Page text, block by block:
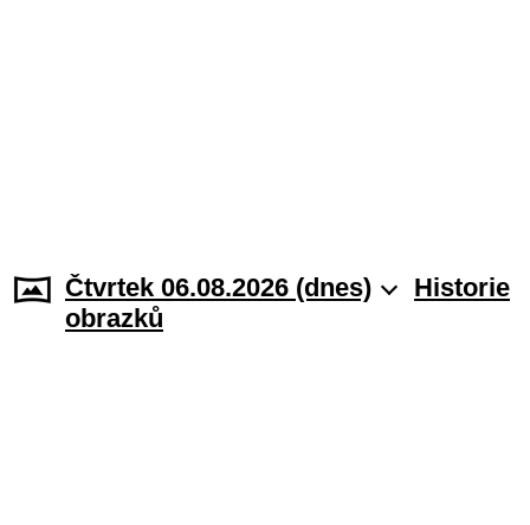
Čtvrtek 06.08.2026 (dnes)
Historie
obrazků